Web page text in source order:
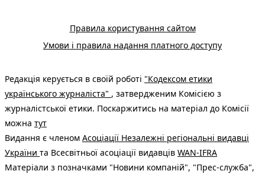
Правила користування сайтом
Умови і правила надання платного доступу
Редакція керується в своїй роботі "Кодексом етики
українського журналіста" , затвердженим Комісією з
журналістської етики. Поскаржитись на матеріал до Комісії
можна тут
Видання є членом Асоціації Незалежні регіональні видавці
України та Всесвітньої асоціації видавців WAN-IFRA
Матеріали з позначками "Новини компаній", "Прес-служба",